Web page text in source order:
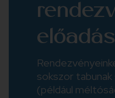
sokszor
(például